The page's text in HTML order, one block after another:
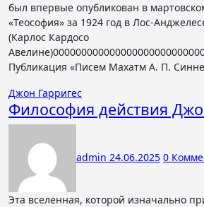
был впервые опубликован в
«Теософия» за 1924 год в Лос-
(Карлос Кардосо
Публикация «Писем Махатм А. П.
Джон Гарригес
Философия действия
admin 24.06.2025 0
Эта вселенная, которой изначально присущ закон и